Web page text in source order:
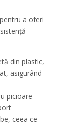
a oferi
din plastic,
asigurând
picioare
ceea ce